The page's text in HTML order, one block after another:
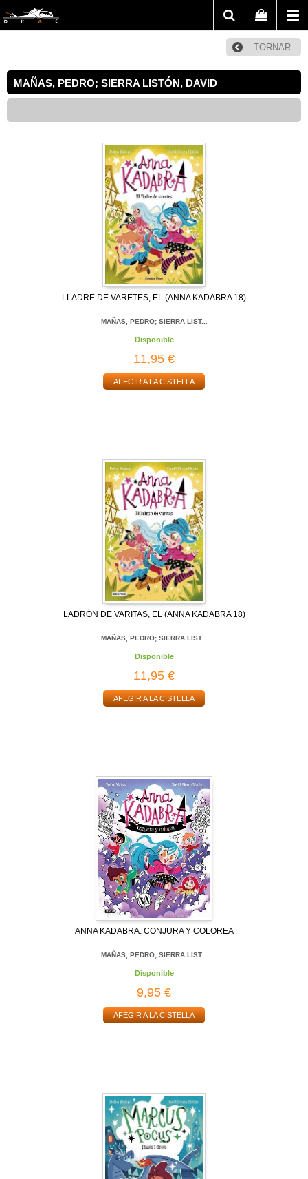
TORNAR
MAÑAS, PEDRO; SIERRA LISTÓN, DAVID
LLADRE DE VARETES, EL (ANNA KADABRA 18)
MAÑAS, PEDRO; SIERRA LIST...
Disponible
11,95 €
AFEGIR A LA CISTELLA
LADRÓN DE VARITAS, EL (ANNA KADABRA 18)
MAÑAS, PEDRO; SIERRA LIST...
Disponible
11,95 €
AFEGIR A LA CISTELLA
ANNA KADABRA. CONJURA Y COLOREA
MAÑAS, PEDRO; SIERRA LIST...
Disponible
9,95 €
AFEGIR A LA CISTELLA